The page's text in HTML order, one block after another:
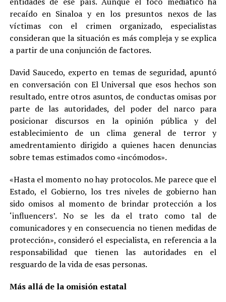
recaído en Sinaloa y en los presuntos nexos de las
víctimas con el crimen organizado, especialistas
consideran que la situación es más compleja y se explica
a partir de una conjunción de factores.
David Saucedo, experto en temas de seguridad, apuntó
en conversación con El Universal que esos hechos son
resultado, entre otros asuntos, de conductas omisas por
parte de las autoridades, del poder del narco para
posicionar discursos en la opinión pública y del
establecimiento de un clima general de terror y
amedrentamiento dirigido a quienes hacen denuncias
sobre temas estimados como «incómodos».
«Hasta el momento no hay protocolos. Me parece que el
Estado, el Gobierno, los tres niveles de gobierno han
sido omisos al momento de brindar protección a los
‘influencers’. No se les da el trato como tal de
comunicadores y en consecuencia no tienen medidas de
protección», consideró el especialista, en referencia a la
responsabilidad que tienen las autoridades en el
resguardo de la vida de esas personas.
Más allá de la omisión estatal